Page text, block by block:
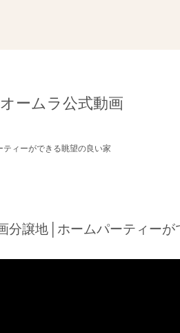
オームラ公式動画
ティーができる眺望の良い家
分譲地│ホームパーティー